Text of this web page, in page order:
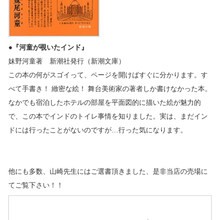
●『河童が覗いたインド』
妹野河童著 新潮社発行（新潮文庫）
この本の何がスゴイって、ページを開けばすぐに分かります。す
べて手書き！ 緻密な絵！ 舞台美術家の著者しか書けなかった本。
なかでも宿泊したホテルの部屋を平面図的に描いた絵が魅力的
で、この本でインドのトイレ事情を知りました。実は、まだイン
ドには行ったことがないのですが…行った気になります。
他にも多数、山崎先生にはご選書頂きました、是非当店の売場に
てご覧下さい！！